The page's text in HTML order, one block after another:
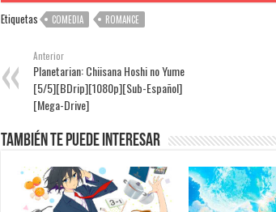
Etiquetas COMEDIA ROMANCE
Anterior
Planetarian: Chiisana Hoshi no Yume
[5/5][BDrip][1080p][Sub-Español]
[Mega-Drive]
También te puede interesar